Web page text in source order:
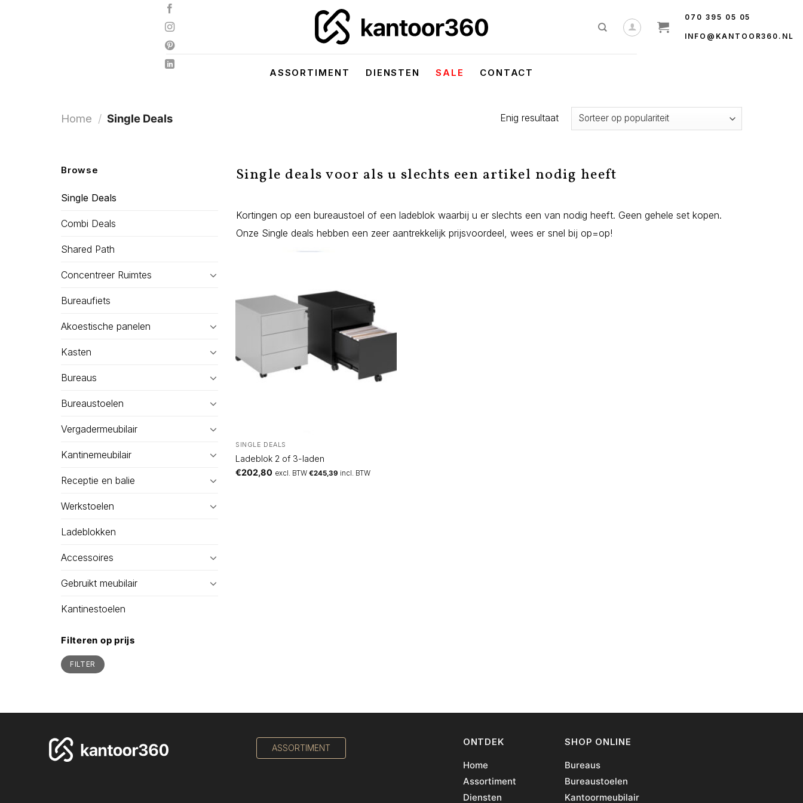
070 395 05 05
INFO@KANTOOR360.NL
ASSORTIMENT DIENSTEN SALE CONTACT
Home / Single Deals Enig resultaat
Browse
Single Deals
Combi Deals
Shared Path
Concentreer Ruimtes
Bureaufiets
Akoestische panelen
Kasten
Bureaus
Bureaustoelen
Vergadermeubilair
Kantinemeubilair
Receptie en balie
Werkstoelen
Ladeblokken
Accessoires
Gebruikt meubilair
Kantinestoelen
Filteren op prijs
Min.
prijs
Max.
prijsFILTER
Single deals voor als u slechts een artikel nodig heeft
Kortingen op een bureaustoel of een ladeblok waarbij u er slechts een van nodig heeft. Geen gehele set kopen.
Onze Single deals hebben een zeer aantrekkelijk prijsvoordeel, wees er snel bij op=op!
SINGLE DEALS
Ladeblok 2 of 3-laden
€202,80 excl. BTW€245,39 incl. BTW
ASSORTIMENT
ONTDEK
Home
Assortiment
Diensten
SHOP ONLINE
Bureaus
Bureaustoelen
Kantoormeubilair